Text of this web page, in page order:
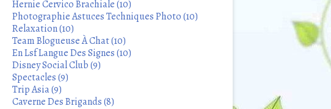
Hernie Cervico Brachiale (10)
Photographie Astuces Techniques Photo (10)
Relaxation (10)
Team Blogueuse À Chat (10)
En Lsf Langue Des Signes (10)
Disney Social Club (9)
Spectacles (9)
Trip Asia (9)
Caverne Des Brigands (8)